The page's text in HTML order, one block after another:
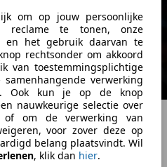
om op jouw persoonlijke
reclame te tonen, onze
en het gebruik daarvan te
rechtsonder om akkoord
van toestemmingsplichtige
verwerking
Ook kun je op de knop
nauwkeurige selectie over
om de verwerking van
voor zover deze op
belang plaatsvindt. Wil
, klik dan hier.
het schakelen wordt
vele vormen van show in
4-deurs Coupé. Die zijn er